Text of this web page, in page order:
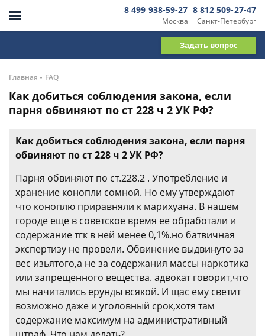
Москва
8 499 938-59-27
Санкт-Петербург
8 812 509-27-47
Задать вопрос
Главная - FAQ
Как добиться соблюдения закона, если
парня обвиняют по ст 228 ч 2 УК РФ?
Как добиться соблюдения закона, если парня
обвиняют по ст 228 ч 2 УК РФ?
Парня обвиняют по ст.228.2 . Употребление и
хранение конопли сомной. Но ему утверждают
что коноплю приравняли к марихуана. В нашем
городе еще в советское время ее обработали и
содержание тгк в ней менее 0,1%.но батвичная
экспертизу не провели. Обвинение выдвинуто за
вес изьятого,а не за содержания массы наркотика
или запрещенного вещества. адвокат говорит,что
мы начитались ерунды всякой. И щас ему светит
возможно даже и уголовный срок,хотя там
содержание максимум на административный